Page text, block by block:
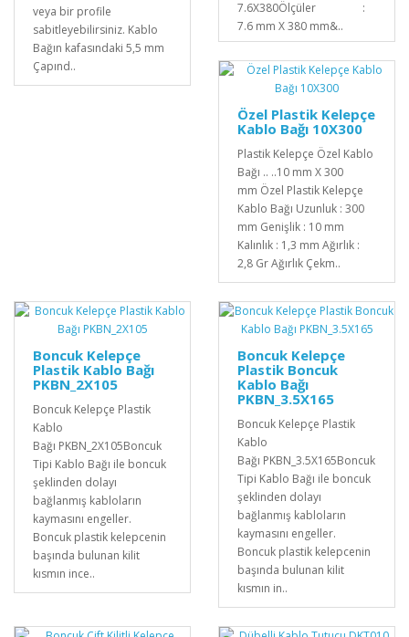
veya bir profile
sabitleyebilirsiniz. Kablo
Bağın kafasındaki 5,5 mm
Çapınd..
7.6X380Ölçüler :
7.6 mm X 380 mm&..
Özel Plastik Kelepçe
Kablo Bağı 10X300
Plastik Kelepçe Özel Kablo
Bağı .. ..10 mm X 300
mm Özel Plastik Kelepçe
Kablo Bağı Uzunluk : 300
mm Genişlik : 10 mm
Kalınlık : 1,3 mm Ağırlık :
2,8 Gr Ağırlık Çekm..
Boncuk Kelepçe
Plastik Kablo Bağı
PKBN_2X105
Boncuk Kelepçe Plastik
Kablo
Bağı PKBN_2X105Boncuk
Tipi Kablo Bağı ile boncuk
şeklinden dolayı
bağlanmış kabloların
kaymasını engeller.
Boncuk plastik kelepcenin
başında bulunan kilit
kısmın ince..
Boncuk Kelepçe
Plastik Boncuk
Kablo Bağı
PKBN_3.5X165
Boncuk Kelepçe Plastik
Kablo
Bağı PKBN_3.5X165Boncuk
Tipi Kablo Bağı ile boncuk
şeklinden dolayı
bağlanmış kabloların
kaymasını engeller.
Boncuk plastik kelepcenin
başında bulunan kilit
kısmın in..